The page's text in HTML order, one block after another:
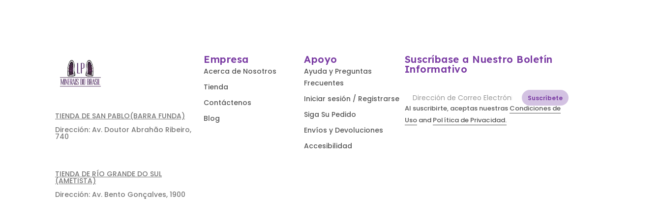
TIENDA DE SAN PABLO(BARRA FUNDA)
Dirección: Av. Doutor Abrahão Ribeiro,
740
TIENDA DE RÍO GRANDE DO SUL
(AMETISTA)
Dirección: Av. Bento Gonçalves, 1900
Empresa
Acerca de Nosotros
Tienda
Contáctenos
Blog
Apoyo
Ayuda y Preguntas
Frecuentes
Iniciar sesión / Registrarse
Siga Su Pedido
Envíos y Devoluciones
Accesibilidad
Suscríbase a Nuestro Boletín
Informativo
Suscríbete
Al suscribirte, aceptas nuestras Condiciones de
Uso and Política de Privacidad.